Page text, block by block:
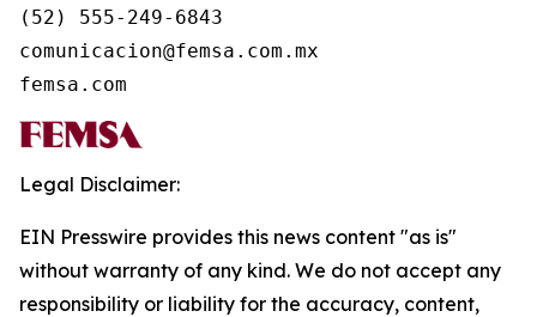
(52) 555-249-6843
comunicacion@femsa.com.mx
femsa.com
Legal Disclaimer:
EIN Presswire provides this news content "as is"
without warranty of any kind. We do not accept any
responsibility or liability for the accuracy, content,